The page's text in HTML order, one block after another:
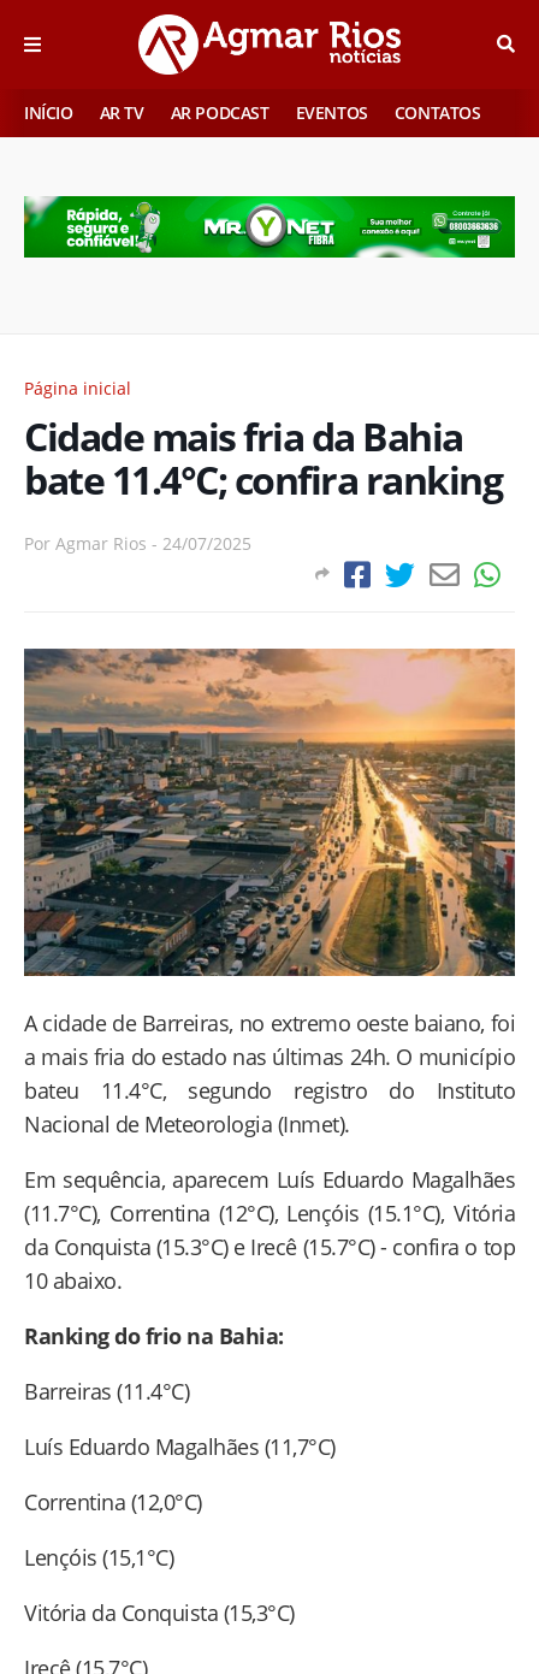
INÍCIO AR TV AR PODCAST EVENTOS CONTATOS
Página inicial
Cidade mais fria da Bahia
bate 11.4°C; confira ranking
Por Agmar Rios - 24/07/2025
A cidade de Barreiras, no extremo oeste baiano, foi
a mais fria do estado nas últimas 24h. O município
bateu 11.4°C, segundo registro do Instituto
Nacional de Meteorologia (Inmet).
Em sequência, aparecem Luís Eduardo Magalhães
(11.7°C), Correntina (12°C), Lençóis (15.1°C), Vitória
da Conquista (15.3°C) e Irecê (15.7°C) - confira o top
10 abaixo.
Ranking do frio na Bahia:
Barreiras (11.4°C)
Luís Eduardo Magalhães (11,7°C)
Correntina (12,0°C)
Lençóis (15,1°C)
Vitória da Conquista (15,3°C)
Irecê (15,7°C)